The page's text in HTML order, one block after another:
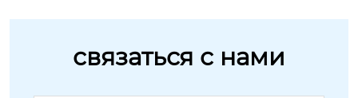
связаться с нами